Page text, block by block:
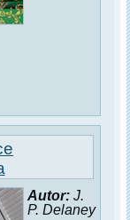
Autor:J.
P. Delaney